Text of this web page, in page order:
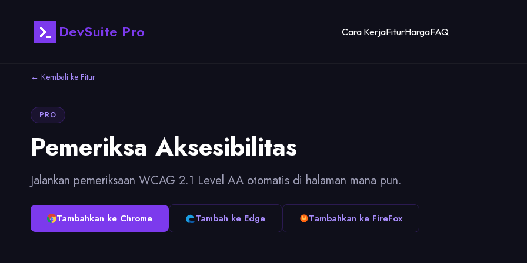
DevSuite Pro Cara KerjaFiturHargaFAQ
← Kembali ke Fitur
PRO
Pemeriksa Aksesibilitas
Jalankan pemeriksaan WCAG 2.1 Level AA otomatis di halaman mana pun.
Tambahkan ke Chrome Tambah ke Edge Tambahkan ke FireFox